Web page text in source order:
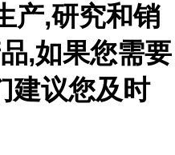
产,研究和销
,如果您需要
建议您及时